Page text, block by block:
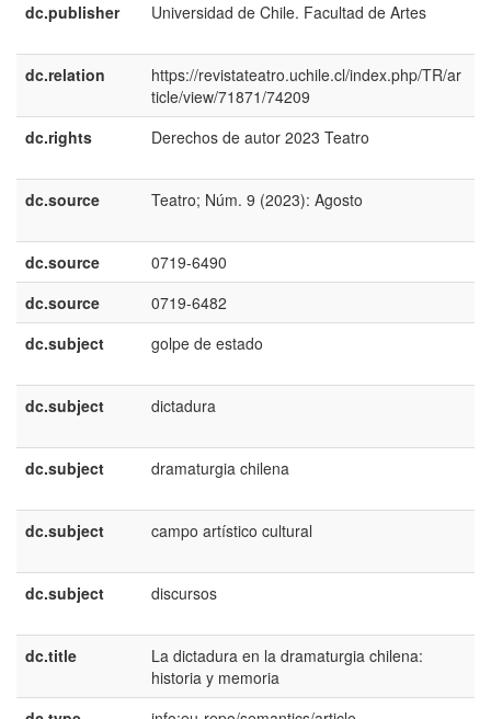
dc.publisher
Universidad de Chile. Facultad de Artes
dc.relation
https://revistateatro.uchile.cl/index.php/TR/ar
ticle/view/71871/74209
dc.rights
Derechos de autor 2023 Teatro
dc.source
Teatro; Núm. 9 (2023): Agosto
dc.source
0719-6490
dc.source
0719-6482
dc.subject
golpe de estado
dc.subject
dictadura
dc.subject
dramaturgia chilena
dc.subject
campo artístico cultural
dc.subject
discursos
dc.title
La dictadura en la dramaturgia chilena:
historia y memoria